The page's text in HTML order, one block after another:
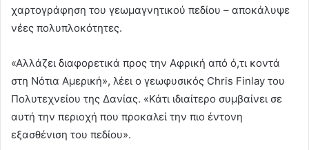
χαρτογράφηση του γεωμαγνητικού πεδίου – αποκάλυψε
νέες πολυπλοκότητες.
«Αλλάζει διαφορετικά προς την Αφρική από ό,τι κοντά
στη Νότια Αμερική», λέει ο γεωφυσικός Chris Finlay του
Πολυτεχνείου της Δανίας. «Κάτι ιδιαίτερο συμβαίνει σε
αυτή την περιοχή που προκαλεί την πιο έντονη
εξασθένιση του πεδίου».